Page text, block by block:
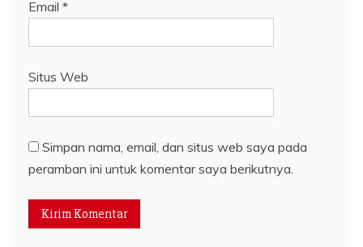
Email *
Situs Web
Simpan nama, email, dan situs web saya pada
peramban ini untuk komentar saya berikutnya.